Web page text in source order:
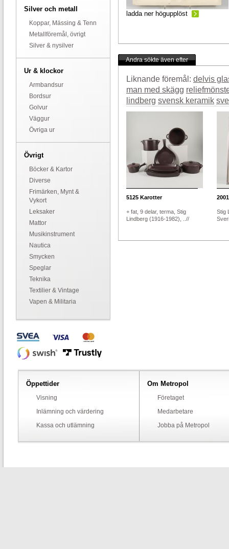
Silver och metall
Koppar, Mässing & Tenn
Metallföremål, övrigt
Silver & nysilver
Ur & klockor
Armbandsur
Bordsur
Golvur
Väggur
Övriga ur
Övrigt
Böcker & Kartor
Diverse
Frimärken, Mynt &
Vykort
Leksaker
Mattor
Musikinstrument
Nautica
Smycken
Speglar
Teknika
Textilier & Vintage
Vapen & Militaria
ladda ner högupplöst
Andra sökte även efter
Liknande föremål: delvis
man med skägg
lindberg svensk keramik
5125 Karotter
+ fat, 9 delar, terma, Stig
Lindberg (1916-1982), ..//
2001
Stig
Öppettider
Visning
Inlämning och värdering
Kassa och utlämning
Om Metropol
Företaget
Medarbetare
Jobba på Metropol